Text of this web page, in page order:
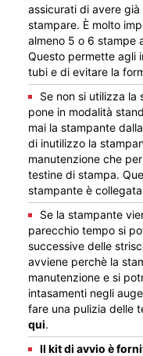
assicurati di avere
stampare. È molto
almeno 5 o 6 stampe
Questo permette agli
tubi e di evitare la
Se non si utilizza la
pone in modalità
mai la stampante
di inutilizzo la
manutenzione che
testine di stampa.
stampante è
Se la stampante
parecchio tempo si
successive delle
avviene perchè la
manutenzione e si
intasamenti negli
fare una pulizia delle
qui.
Il kit di avvio è